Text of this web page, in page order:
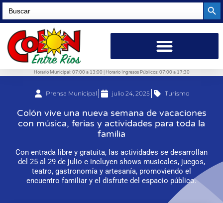
Search
for:
Horario Municipal: 07:00 a 13:00 | Horario Ingresos Públicos: 07:00 a 17:30
Prensa Municipal julio 24, 2025 Turismo
Colón vive una nueva semana de vacaciones
con música, ferias y actividades para toda la
familia
Con entrada libre y gratuita, las actividades se desarrollan
del 25 al 29 de julio e incluyen shows musicales, juegos,
teatro, gastronomía y artesanía, promoviendo el
encuentro familiar y el disfrute del espacio público.